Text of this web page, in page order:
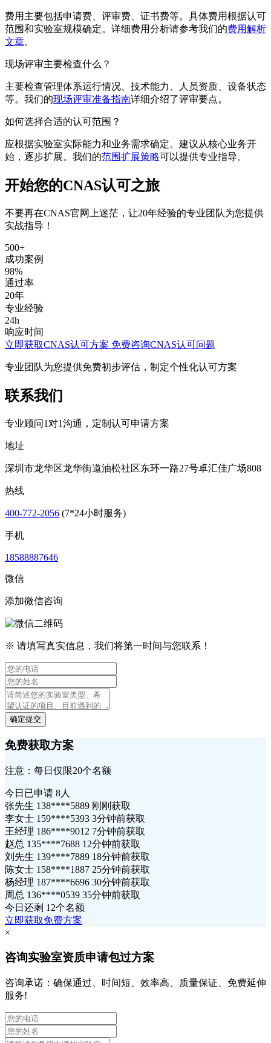
费用主要包括申请费、评审费、证书费等。具体费用根据认可
范围和实验室规模确定。详细费用分析请参考我们的费用解析
文章。
现场评审主要检查什么？
主要检查管理体系运行情况、技术能力、人员资质、设备状态
等。我们的现场评审准备指南详细介绍了评审要点。
如何选择合适的认可范围？
应根据实验室实际能力和业务需求确定。建议从核心业务开
始，逐步扩展。我们的范围扩展策略可以提供专业指导。
开始您的CNAS认可之旅
不要再在CNAS官网上迷茫，让20年经验的专业团队为您提供
实战指导！
500+
成功案例
98%
通过率
20年
专业经验
24h
响应时间
立即获取CNAS认可方案 免费咨询CNAS认可问题
专业团队为您提供免费初步评估，制定个性化认可方案
联系我们
专业顾问1对1沟通，定制认可申请方案
地址
深圳市龙华区龙华街道油松社区东环一路27号卓汇佳广场808
热线
400-772-2056 (7*24小时服务)
手机
18588887646
微信
添加微信咨询
※ 请填写真实信息，我们将第一时间与您联系！
确定提交
免费获取方案
注意：每日仅限20个名额
今日已申请 8人
张先生 138****5889 刚刚获取
李女士 159****5393 3分钟前获取
王经理 186****9012 7分钟前获取
赵总 135****7688 12分钟前获取
刘先生 139****7889 18分钟前获取
陈女士 158****1887 25分钟前获取
杨经理 187****6696 30分钟前获取
周总 136****0539 35分钟前获取
今日还剩 12个名额
立即获取免费方案
×
咨询实验室资质申请包过方案
咨询承诺：确保通过、时间短、效率高、质量保证、免费延伸
服务!